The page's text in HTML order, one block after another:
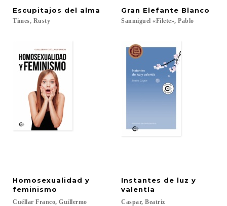
Escupitajos del alma
Times, Rusty
Gran Elefante Blanco
Sanmiguel «Filete», Pablo
Homosexualidad y
feminismo
Cuéllar Franco, Guillermo
Instantes de luz y
valentía
Caspar, Beatriz